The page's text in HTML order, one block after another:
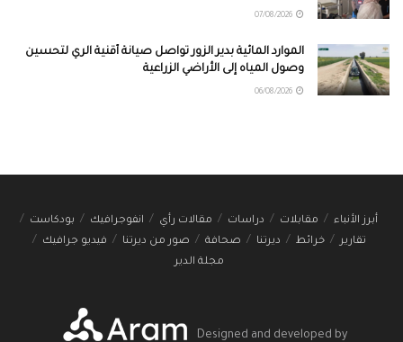
الموارد المائية بدير الزور تواصل صيانة أقنية الري لتحسين
وصول المياه إلى الأراضي الزراعية
أبرز الأنباء مقابلات دراسات مقالات رأي انفوجرافيك
بودكاست
تقارير
خرائط ديرتنا صحافة صور من ديرتنا
فيديو جرافيك
مجلة الدير
Designed and developed by